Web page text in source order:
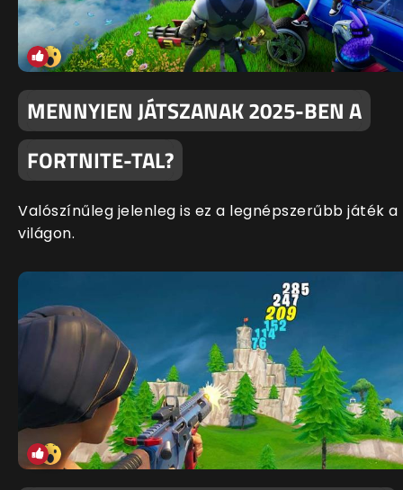
MENNYIEN JÁTSZANAK 2025-BEN A
FORTNITE-TAL?
Valószínűleg jelenleg is ez a legnépszerűbb játék a
világon.